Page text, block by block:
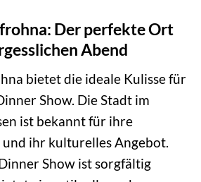
Der perfekte Ort
Abend
bietet die ideale Kulisse für
Show. Die Stadt im
ist bekannt für ihre
ihr kulturelles Angebot.
Show ist sorgfältig